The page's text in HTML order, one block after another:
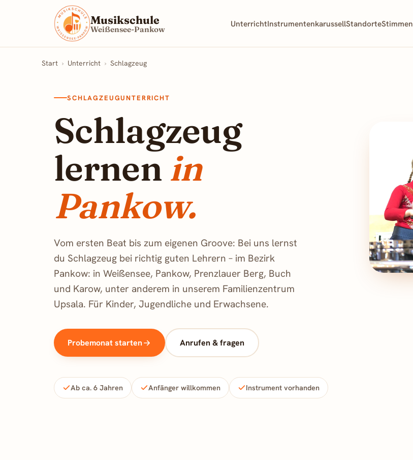
Musikschule
Weißensee-Pankow
UnterrichtInstrumentenkarussellStandorteStimmen
Start › Unterricht › Schlagzeug
SCHLAGZEUGUNTERRICHT
Schlagzeug
lernen in
Pankow.
Vom ersten Beat bis zum eigenen Groove: Bei uns lernst
du Schlagzeug bei richtig guten Lehrern – im Bezirk
Pankow: in Weißensee, Pankow, Prenzlauer Berg, Buch
und Karow, unter anderem in unserem Familienzentrum
Upsala. Für Kinder, Jugendliche und Erwachsene.
Probemonat starten Anrufen & fragen
Ab ca. 6 Jahren Anfänger willkommen Instrument vorhanden